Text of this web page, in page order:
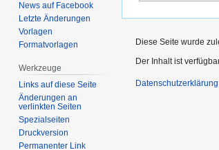
News auf Facebook
Letzte Änderungen
Vorlagen
Formatvorlagen
Werkzeuge
Links auf diese Seite
Änderungen an
verlinkten Seiten
Spezialseiten
Druckversion
Permanenter Link
Diese Seite wurde
Der Inhalt ist
Datenschutzerklärung